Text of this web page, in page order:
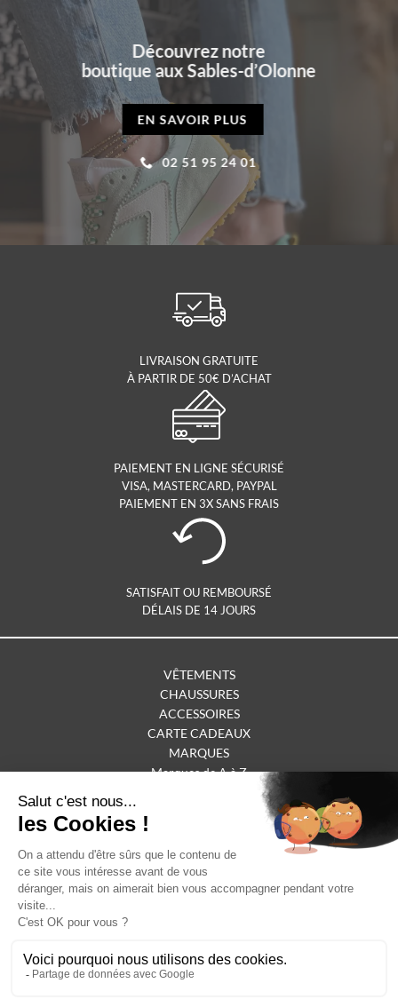
Découvrez notre
boutique aux Sables-d’Olonne
EN SAVOIR PLUS
02 51 95 24 01
LIVRAISON GRATUITE
À PARTIR DE 50€ D’ACHAT
PAIEMENT EN LIGNE SÉCURISÉ
VISA, MASTERCARD, PAYPAL
PAIEMENT EN 3X SANS FRAIS
SATISFAIT OU REMBOURSÉ
DÉLAIS DE 14 JOURS
VÊTEMENTS
CHAUSSURES
ACCESSOIRES
CARTE CADEAUX
MARQUES
Marques de A à Z
BOUTIQUE SABLES-D'OLONNE
SERVICE CLIENTS
Nous contacter
Livraisons & retours
Copyright 2024 ©MADEMOISELLE PARISIENNE
Guide des tailles•Conditions de vente